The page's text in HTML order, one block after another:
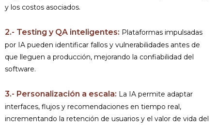
y los costos asociados.
2.- Testing y QA inteligentes: Plataformas impulsadas
por IA pueden identificar fallos y vulnerabilidades antes de
que lleguen a producción, mejorando la confiabilidad del
software.
3.- Personalización a escala: La IA permite adaptar
interfaces, flujos y recomendaciones en tiempo real,
incrementando la retención de usuarios y el valor de vida del